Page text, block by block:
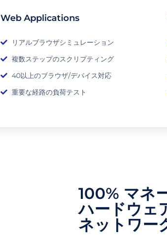
Web Applications
リアルブラウザシミュレーション
複数ステップのスクリプティング
40以上のブラウザ/デバイス対応
重要な経路の負荷テスト
100% マネ
ハードウェ
ネットワー